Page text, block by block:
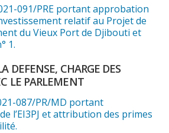
091/PRE portant approbation
relatif au Projet de
du Vieux Port de Djibouti et
1.
DEFENSE, CHARGE DES
LE PARLEMENT
087/PR/MD portant
l’EI3PJ et attribution des primes